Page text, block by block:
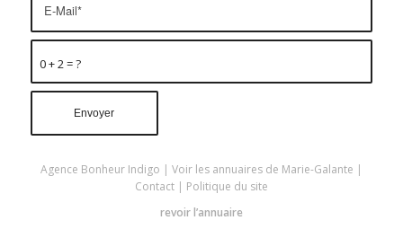
0 + 2 = ?
Agence Bonheur Indigo | Voir les annuaires de Marie-Galante |
Contact| Politique du site
revoir l’annuaire